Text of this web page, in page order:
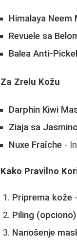
Himalaya Neem
Revuele sa
Balea Anti-Pickel
Za Zrelu Kožu
Darphin Kiwi
Ziaja sa
Nuxe Fraîche -
Kako Pravilno
Priprema kože
Piling (opciono)
Nanošenje